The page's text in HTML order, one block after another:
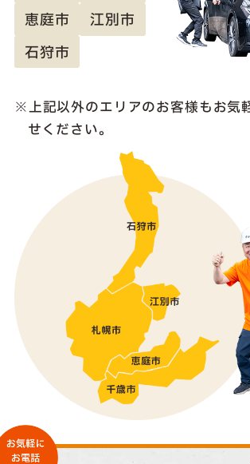
恵庭市
江別市
石狩市
上記以外のエリアのお客様もお気
せください。